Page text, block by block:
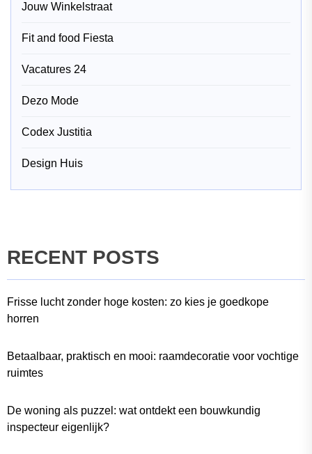
Jouw Winkelstraat
Fit and food Fiesta
Vacatures 24
Dezo Mode
Codex Justitia
Design Huis
RECENT POSTS
Frisse lucht zonder hoge kosten: zo kies je goedkope
horren
Betaalbaar, praktisch en mooi: raamdecoratie voor vochtige
ruimtes
De woning als puzzel: wat ontdekt een bouwkundig
inspecteur eigenlijk?